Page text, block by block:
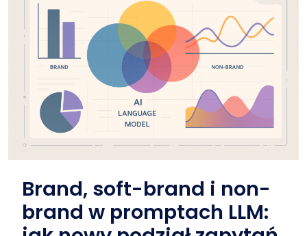
Brand, soft-brand i non-
brand w promptach LLM: